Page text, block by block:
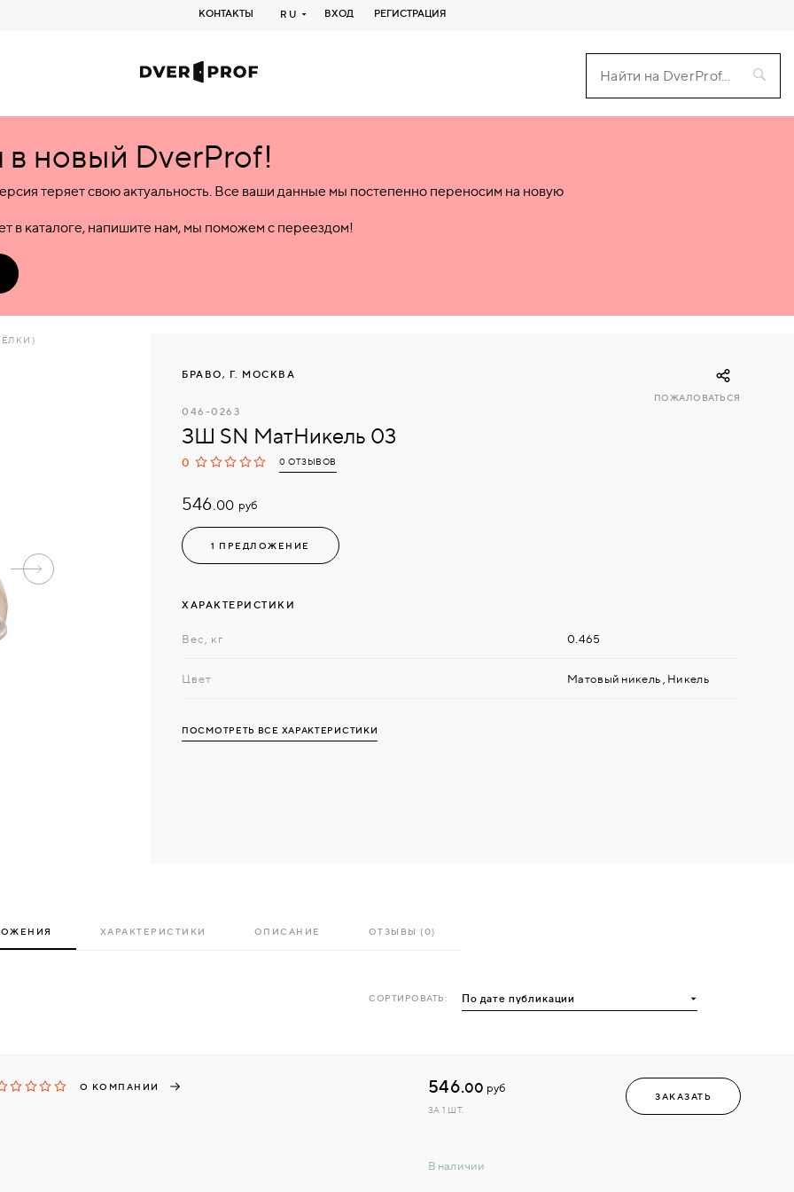
КОНТАКТЫ RU ВХОД РЕГИСТРАЦИЯ
новый DverProf!
теряет свою актуальность. Все ваши данные мы постепенно переносим на новую
в каталоге, напишите нам, мы поможем с переездом!
БРАВО, Г. МОСКВА
046-0263
ЗШ SN МатНикель 03
0 0 ОТЗЫВОВ
546.00 руб
1 ПРЕДЛОЖЕНИЕ
ПОЖАЛОВАТЬСЯ
ХАРАКТЕРИСТИКИ
Вес, кг 0.465
Цвет Матовый никель Никель
ПОСМОТРЕТЬ ВСЕ ХАРАКТЕРИСТИКИ
ХАРАКТЕРИСТИКИ ОПИСАНИЕ ОТЗЫВЫ (0)
СОРТИРОВАТЬ:
О КОМПАНИИ
В наличии
546.00 руб
ЗА 1 ШТ.
ЗАКАЗАТЬ